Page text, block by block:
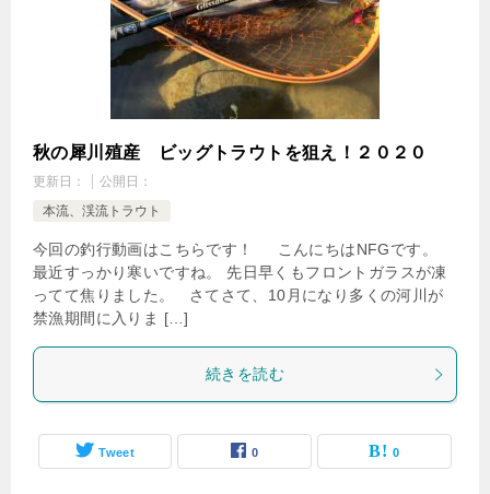
秋の犀川殖産 ビッグトラウトを狙え！２０２０
更新日：
公開日：
本流、渓流トラウト
今回の釣行動画はこちらです！ こんにちはNFGです。
最近すっかり寒いですね。 先日早くもフロントガラスが凍
ってて焦りました。 さてさて、10月になり多くの河川が
禁漁期間に入りま […]
続きを読む
Tweet 0 0